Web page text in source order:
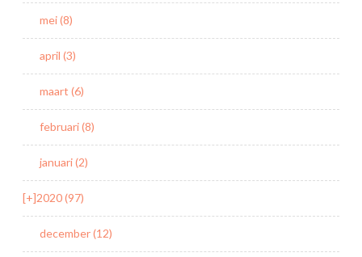
mei (8)
april (3)
maart (6)
februari (8)
januari (2)
[+]2020 (97)
december (12)